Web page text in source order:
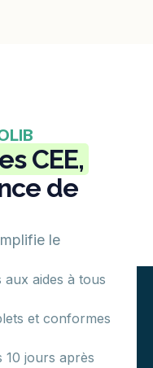
CEE,
de
le
aux aides à tous
et conformes
10 jours après